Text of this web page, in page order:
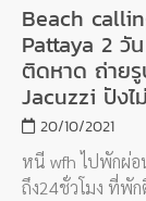
Beach
Pattaya 2 วั
ติดหาด ถ่าย
Jacuzzi ปัง
20/10/2021
หนี wfh ไปพักผ่อ
ถึง24ชั่วโมง ที่พั